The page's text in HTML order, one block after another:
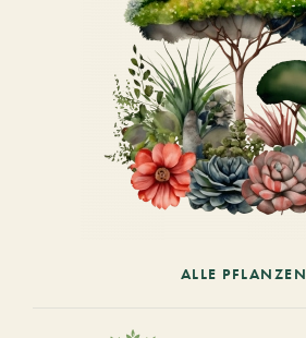
ALLE PFLANZEN